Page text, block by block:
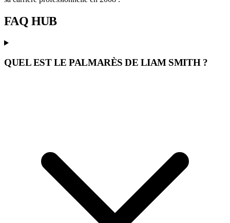
FAQ HUB
QUEL EST LE PALMARÈS DE LIAM SMITH ?